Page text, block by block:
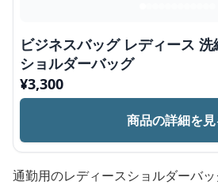
ビジネスバッグ レディース
ショルダーバッグ
¥3,300
商品の詳細を見
通勤用のレディースショルダーバ